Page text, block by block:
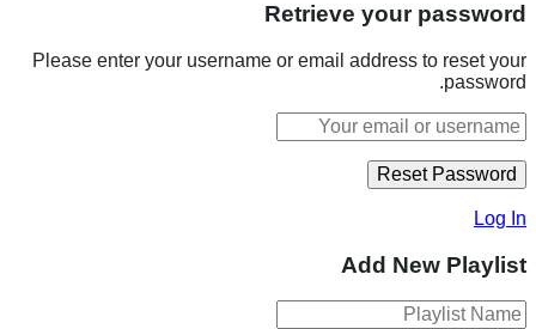
Retrieve your password
Please enter your username or email address to reset your
password.
Log In
Add New Playlist